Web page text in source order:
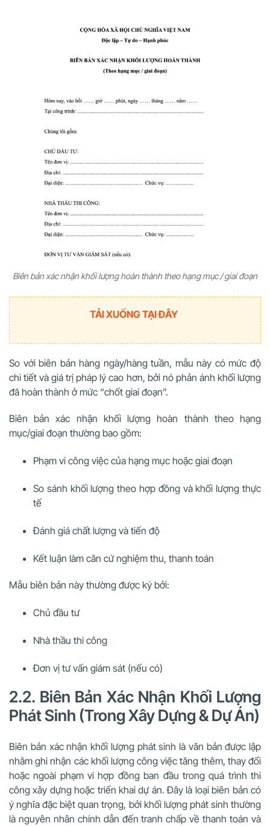
Biên bản xác nhận khối lượng hoàn thành theo hạng mục / giai đoạn
TẢI XUỐNG TẠI ĐÂY
So với biên bản hàng ngày/hàng tuần, mẫu này có mức độ
chi tiết và giá trị pháp lý cao hơn, bởi nó phản ánh khối lượng
đã hoàn thành ở mức “chốt giai đoạn”.
Biên bản xác nhận khối lượng hoàn thành theo hạng
mục/giai đoạn thường bao gồm:
Phạm vi công việc của hạng mục hoặc giai đoạn
So sánh khối lượng theo hợp đồng và khối lượng thực
tế
Đánh giá chất lượng và tiến độ
Kết luận làm căn cứ nghiệm thu, thanh toán
Mẫu biên bản này thường được ký bởi:
Chủ đầu tư
Nhà thầu thi công
Đơn vị tư vấn giám sát (nếu có)
2.2. Biên Bản Xác Nhận Khối Lượng
Phát Sinh (Trong Xây Dựng & Dự Án)
Biên bản xác nhận khối lượng phát sinh là văn bản được lập
nhằm ghi nhận các khối lượng công việc tăng thêm, thay đổi
hoặc ngoài phạm vi hợp đồng ban đầu trong quá trình thi
công xây dựng hoặc triển khai dự án. Đây là loại biên bản có
ý nghĩa đặc biệt quan trọng, bởi khối lượng phát sinh thường
là nguyên nhân chính dẫn đến tranh chấp về thanh toán và